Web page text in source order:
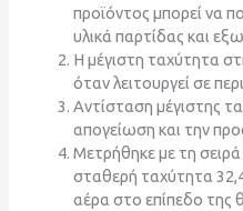
προϊόντος μπορεί να
υλικά παρτίδας και
Η μέγιστη ταχύτητα
όταν λειτουργεί σε
Αντίσταση μέγιστης
απογείωση και την
Μετρήθηκε με τη
σταθερή ταχύτητα
αέρα στο επίπεδο της